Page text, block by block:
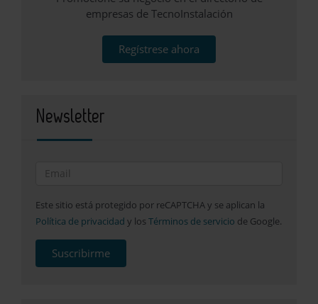
empresas de TecnoInstalación
Regístrese ahora
Newsletter
Este sitio está protegido por reCAPTCHA y se aplican la
Política de privacidad y los Términos de servicio de Google.
Suscribirme